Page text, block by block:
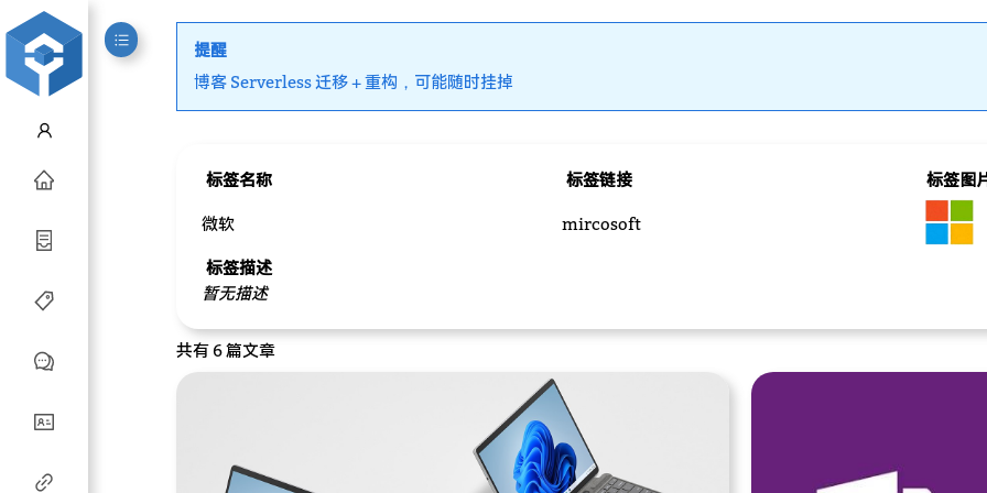
提醒
博客 Serverless 迁移 + 重构，可能随时挂掉
标签名称 标签链接 标签图
微软 mircosoft
标签描述
暂无描述
共有 6 篇文章